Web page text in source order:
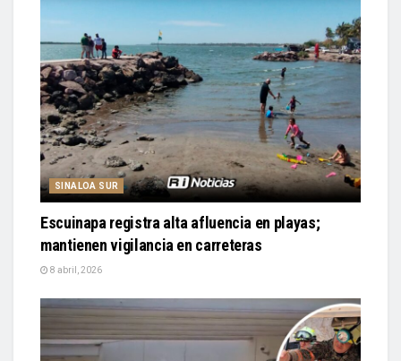
SINALOA SUR
Escuinapa registra alta afluencia en playas;
mantienen vigilancia en carreteras
8 abril, 2026